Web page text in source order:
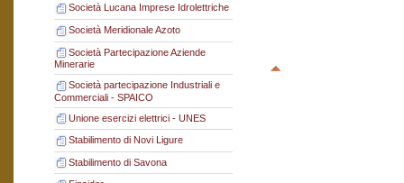
Società Lucana Imprese Idrolettriche
Società Meridionale Azoto
Società Partecipazione Aziende
Minerarie
Società partecipazione Industriali e
Commerciali - SPAICO
Unione esercizi elettrici - UNES
Stabilimento di Novi Ligure
Stabilimento di Savona